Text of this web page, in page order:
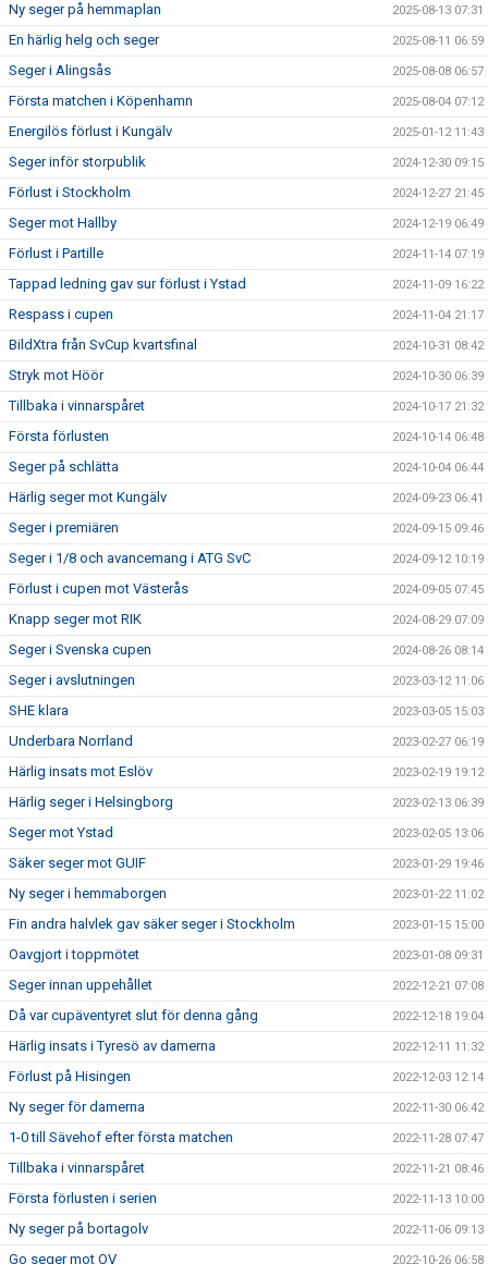
Ny seger på hemmaplan 2025-08-13 07:31
En härlig helg och seger 2025-08-11 06:59
Seger i Alingsås 2025-08-08 06:57
Första matchen i Köpenhamn 2025-08-04 07:12
Energilös förlust i Kungälv 2025-01-12 11:43
Seger inför storpublik 2024-12-30 09:15
Förlust i Stockholm 2024-12-27 21:45
Seger mot Hallby 2024-12-19 06:49
Förlust i Partille 2024-11-14 07:19
Tappad ledning gav sur förlust i Ystad 2024-11-09 16:22
Respass i cupen 2024-11-04 21:17
BildXtra från SvCup kvartsfinal 2024-10-31 08:42
Stryk mot Höör 2024-10-30 06:39
Tillbaka i vinnarspåret 2024-10-17 21:32
Första förlusten 2024-10-14 06:48
Seger på schlätta 2024-10-04 06:44
Härlig seger mot Kungälv 2024-09-23 06:41
Seger i premiären 2024-09-15 09:46
Seger i 1/8 och avancemang i ATG SvC 2024-09-12 10:19
Förlust i cupen mot Västerås 2024-09-05 07:45
Knapp seger mot RIK 2024-08-29 07:09
Seger i Svenska cupen 2024-08-26 08:14
Seger i avslutningen 2023-03-12 11:06
SHE klara 2023-03-05 15:03
Underbara Norrland 2023-02-27 06:19
Härlig insats mot Eslöv 2023-02-19 19:12
Härlig seger i Helsingborg 2023-02-13 06:39
Seger mot Ystad 2023-02-05 13:06
Säker seger mot GUIF 2023-01-29 19:46
Ny seger i hemmaborgen 2023-01-22 11:02
Fin andra halvlek gav säker seger i Stockholm 2023-01-15 15:00
Oavgjort i toppmötet 2023-01-08 09:31
Seger innan uppehållet 2022-12-21 07:08
Då var cupäventyret slut för denna gång 2022-12-18 19:04
Härlig insats i Tyresö av damerna 2022-12-11 11:32
Förlust på Hisingen 2022-12-03 12:14
Ny seger för damerna 2022-11-30 06:42
1-0 till Sävehof efter första matchen 2022-11-28 07:47
Tillbaka i vinnarspåret 2022-11-21 08:46
Första förlusten i serien 2022-11-13 10:00
Ny seger på bortagolv 2022-11-06 09:13
Go seger mot OV 2022-10-26 06:58